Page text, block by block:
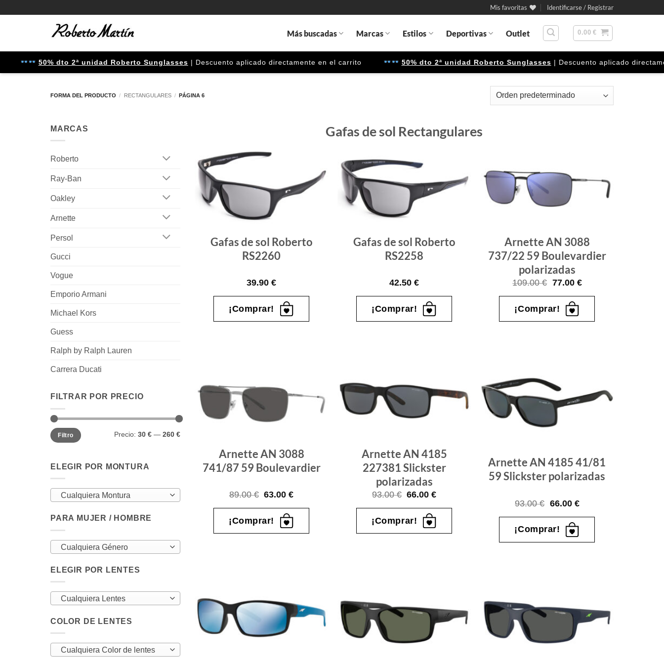
Mis favoritas Identificarse / Registrar
Más buscadas Marcas Estilos Deportivas Outlet 0.00€
50% dto 2ª unidad Roberto Sunglasses | Descuento aplicado directamente en el carrito 50% dto 2ª unidad Roberto Sunglasses | Descuento aplicado directamente
FORMA DEL PRODUCTO / RECTANGULARES / PÁGINA 6
MARCAS
Roberto
Ray-Ban
Oakley
Arnette
Persol
Gucci
Vogue
Emporio Armani
Michael Kors
Guess
Ralph by Ralph Lauren
Carrera Ducati
FILTRAR POR PRECIO
Precio
mínimo
Precio
máximo
Filtro Precio: 30 €— 260 €
ELEGIR POR MONTURA
Cualquiera Montura
PARA MUJER / HOMBRE
Cualquiera Género
ELEGIR POR LENTES
Cualquiera Lentes
COLOR DE LENTES
Cualquiera Color de lentes
Gafas de sol Rectangulares
Gafas
de sol
que
quiero
Gafas de sol Roberto
RS2260
39.90€
¡Comprar!
de sol
que
Gafas de sol Roberto
RS2258
42.50€
¡Comprar!
de sol
quiero
Arnette AN 3088
737/22 59 Boulevardier
polarizadas
109.00€ El
original
era:
109.00 €.
77.00 €El
actual
¡Comprar!
que
Arnette AN 3088
741/87 59 Boulevardier
89.00€ El
original
era:
89.00 €.
63.00€El
actual
es:
63.00 €.
¡Comprar!
de sol
que
Arnette AN 4185
227381 Slickster
polarizadas
93.00€ El
original
era:
93.00 €.
66.00€El
actual
es:
66.00 €.
¡Comprar!
de sol
que
Arnette AN 4185 41/81
59 Slickster polarizadas
93.00€ El
original
era:
93.00 €.
66.00 €El
actual
es:
66.00 €.
¡Comprar!
Gafas
de sol
de sol
que
de sol
que